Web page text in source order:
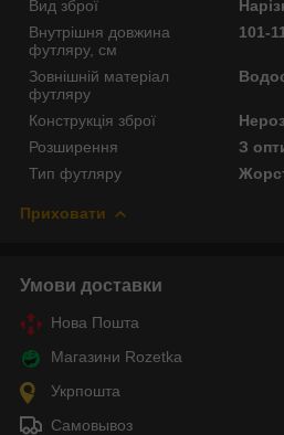
Вид зброї
Внутрішня довжина
футляру, см
101-
Зовнішній матеріал
футляру
Конструкція зброї
Розширення
З
Тип футляру
Приховати
Умови доставки
Нова Пошта
Магазини Rozetka
Укрпошта
Самовывоз